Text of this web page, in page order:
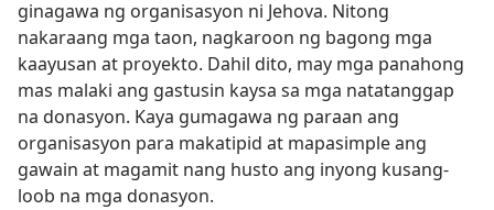
ginagawa ng organisasyon ni Jehova. Nitong
nakaraang mga taon, nagkaroon ng bagong mga
kaayusan at proyekto. Dahil dito, may mga panahong
mas malaki ang gastusin kaysa sa mga natatanggap
na donasyon. Kaya gumagawa ng paraan ang
organisasyon para makatipid at mapasimple ang
gawain at magamit nang husto ang inyong kusang-
loob na mga donasyon.